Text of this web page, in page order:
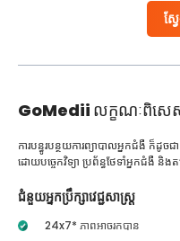
ស្
GoMedii លក្ខណៈពិសេ
ការបន្ធូរបន្ថយការព្យាបាលអ្នកជំងឺ ក៏ដូ
ដោយបច្ចេកវិទ្យា ប្រព័ន្ធថែទាំអ្នកជំងឺ និ
ជំនួយអ្នកប្រឹក្សាវេជ្ជសាស្ត្រ
24x7* ភាពអាចរកបាន